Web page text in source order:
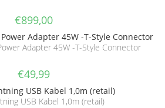
€899,00
Adapter 45W -T-Style Connector
€49,99
USB Kabel 1,0m (retail)